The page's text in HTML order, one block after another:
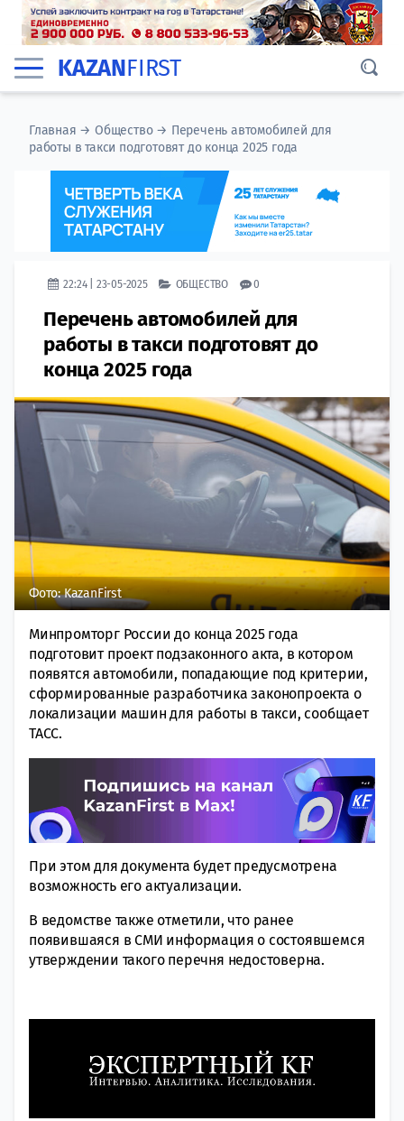
KAZANFIRST
Главная →Общество→ Перечень автомобилей для
работы в такси подготовят до конца 2025 года
22:24 | 23-05-2025 ОБЩЕСТВО 0
Перечень автомобилей для
работы в такси подготовят до
конца 2025 года
Фото: KazanFirst
Минпромторг России до конца 2025 года
подготовит проект подзаконного акта, в котором
появятся автомобили, попадающие под критерии,
сформированные разработчика законопроекта о
локализации машин для работы в такси, сообщает
ТАСС.
При этом для документа будет предусмотрена
возможность его актуализации.
В ведомстве также отметили, что ранее
появившаяся в СМИ информация о состоявшемся
утверждении такого перечня недостоверна.